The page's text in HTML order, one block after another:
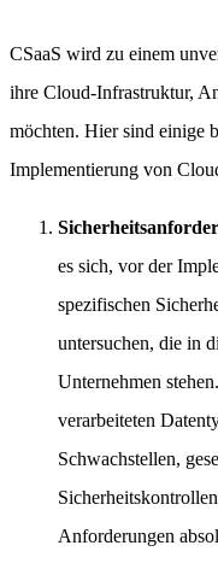
CSaaS wird zu einem
ihre Cloud-Infrastruktur,
möchten. Hier sind einige
Implementierung von
es sich, vor der
spezifischen
untersuchen, die in
Unternehmen
verarbeiteten
Schwachstellen,
Anforderungen